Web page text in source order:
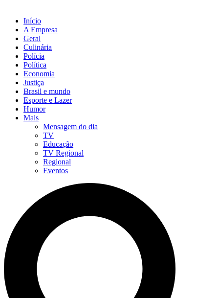
Início
A Empresa
Geral
Culinária
Polícia
Política
Economia
Justiça
Brasil e mundo
Esporte e Lazer
Humor
Mais
Mensagem do dia
TV
Educação
TV Regional
Regional
Eventos